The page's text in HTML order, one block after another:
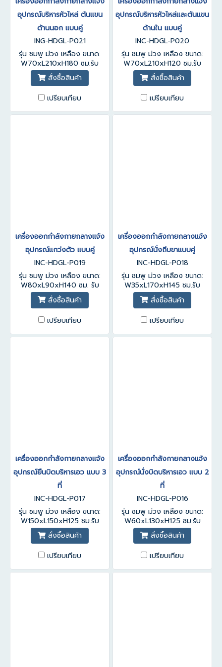
อุปกรณ์บริหารหัวไหล่ ต้นแขน
ด้านนอก แบบคู่
ING-HDGL-P021
รุ่น ชมพู ม่วง เหลือง ขนาด:
W70xL210xH180 ซม.รับ
ประกันสินค้า 1-3 ปี
สั่งซื้อสินค้า
เปรียบเทียบ
อุปกรณ์บริหารหัวไหล่และต้นแขน
ด้านใน แบบคู่
INC-HDGL-P020
รุ่น ชมพู ม่วง เหลือง ขนาด:
W70xL210xH120 ซม.รับ
ประกันสินค้า 1-3 ปี
สั่งซื้อสินค้า
เปรียบเทียบ
เครื่องออกกำลังกายกลางแจ้ง
อุปกรณ์แกว่งตัว แบบคู่
INC-HDGL-P019
รุ่น ชมพู ม่วง เหลือง ขนาด:
W80xL90xH140 ซม. รับ
ประกันสินค้า 1-3 ปี
สั่งซื้อสินค้า
เปรียบเทียบ
เครื่องออกกำลังกายกลางแจ้ง
อุปกรณ์นั่งถีบขาแบบคู่
INC-HDGL-P018
รุ่น ชมพู ม่วง เหลือง ขนาด:
W35xL170xH145 ซม.รับ
ประกันสินค้า 1-3 ปี
สั่งซื้อสินค้า
เปรียบเทียบ
เครื่องออกกำลังกายกลางแจ้ง
อุปกรณ์ยืนบิดบริหารเอว แบบ 3
ที่
INC-HDGL-P017
รุ่น ชมพู ม่วง เหลือง ขนาด:
W150xL150xH125 ซม.รับ
ประกันสินค้า 1-3 ปี
สั่งซื้อสินค้า
เปรียบเทียบ
เครื่องออกกำลังกายกลางแจ้ง
อุปกรณ์นั่งบิดบริหารเอว แบบ 2
ที่
INC-HDGL-P016
รุ่น ชมพู ม่วง เหลือง ขนาด:
W60xL130xH125 ซม.รับ
ประกันสินค้า 1-3 ปี
สั่งซื้อสินค้า
เปรียบเทียบ